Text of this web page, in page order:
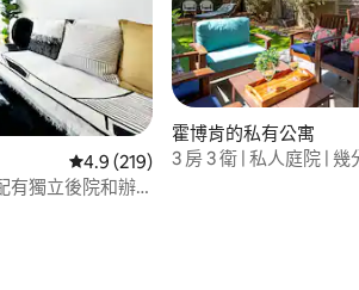
滿分 5 分）
從 219 則評價中獲得 4.9 的平均評分
4.9 (219)
有獨立後院和辦
霍博肯的私有公寓
3 房 3 衛 | 私人庭院 |